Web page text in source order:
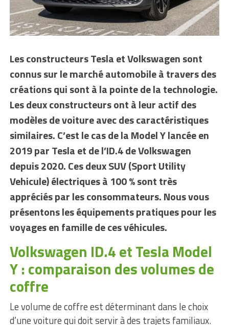
Les constructeurs Tesla et Volkswagen sont
connus sur le marché automobile à travers des
créations qui sont à la pointe de la technologie.
Les deux constructeurs ont à leur actif des
modèles de voiture avec des caractéristiques
similaires. C’est le cas de la Model Y lancée en
2019 par Tesla et de l’ID.4 de Volkswagen
depuis 2020. Ces deux SUV (Sport Utility
Vehicule) électriques à 100 % sont très
appréciés par les consommateurs. Nous vous
présentons les équipements pratiques pour les
voyages en famille de ces véhicules.
Volkswagen ID.4 et Tesla Model
Y : comparaison des volumes de
coffre
Le volume de coffre est déterminant dans le choix
d’une voiture qui doit servir à des trajets familiaux.